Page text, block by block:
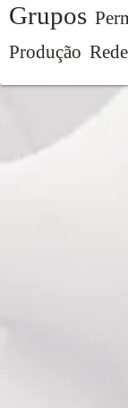
Grupos
Produção